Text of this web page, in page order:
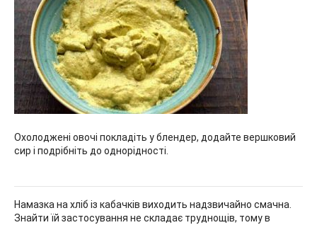
Охолоджені овочі покладіть у блендер, додайте вершковий
сир і подрібніть до однорідності.
Намазка на хліб із кабачків виходить надзвичайно смачна.
Знайти їй застосування не складає труднощів, тому в